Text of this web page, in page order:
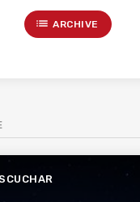
list ARCHIVE